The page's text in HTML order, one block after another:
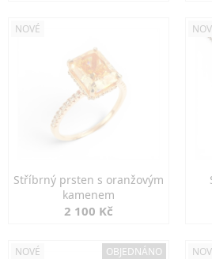
NOVÉ
Stříbrný prsten s oranžovým
kamenem
2 100 Kč
NOVÉ OBJEDNÁNO